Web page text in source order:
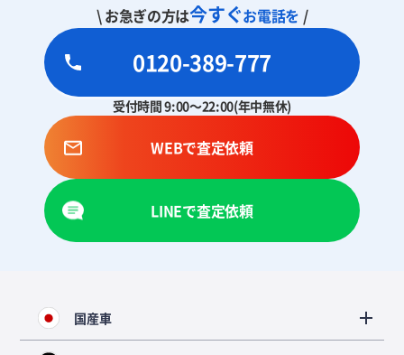
\ お急ぎの方は今すぐお電話を /
0120-389-777
受付時間 9:00～22:00(年中無休)
WEBで査定依頼
LINEで査定依頼
国産車